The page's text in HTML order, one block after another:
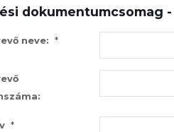
dokumentumcsomag -
neve: *
*